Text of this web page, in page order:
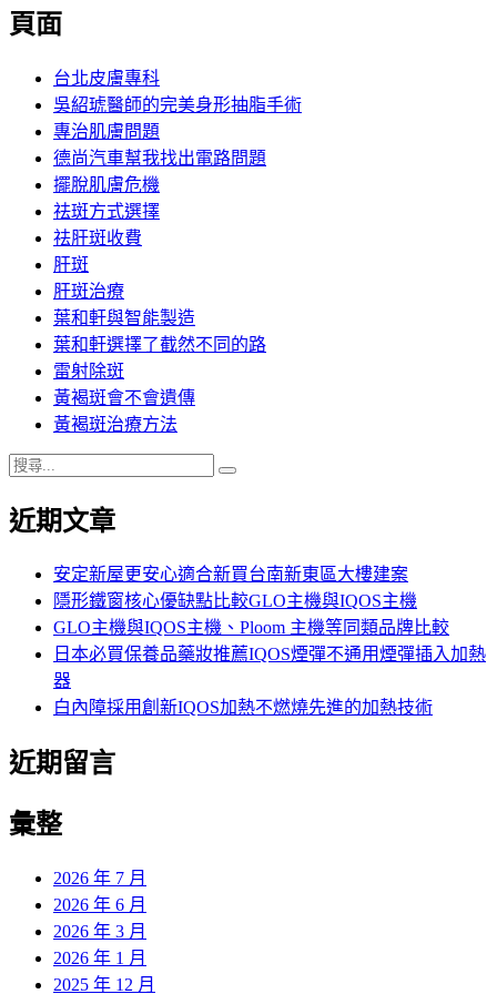
覽
頁面
台北皮膚專科
吳紹琥醫師的完美身形抽脂手術
專治肌膚問題
德尚汽車幫我找出電路問題
擺脫肌膚危機
祛斑方式選擇
祛肝斑收費
肝斑
肝斑治療
葉和軒與智能製造
葉和軒選擇了截然不同的路
雷射除斑
黃褐斑會不會遺傳
黃褐斑治療方法
搜
關
近期文章
安定新屋更安心適合新買台南新東區大樓建案
隱形鐵窗核心優缺點比較GLO主機與IQOS主機
GLO主機與IQOS主機、Ploom 主機等同類品牌比較
日本必買保養品藥妝推薦IQOS煙彈不通用煙彈插入加熱
器
白內障採用創新IQOS加熱不燃燒先進的加熱技術
近期留言
彙整
2026 年 7 月
2026 年 6 月
2026 年 3 月
2026 年 1 月
2025 年 12 月